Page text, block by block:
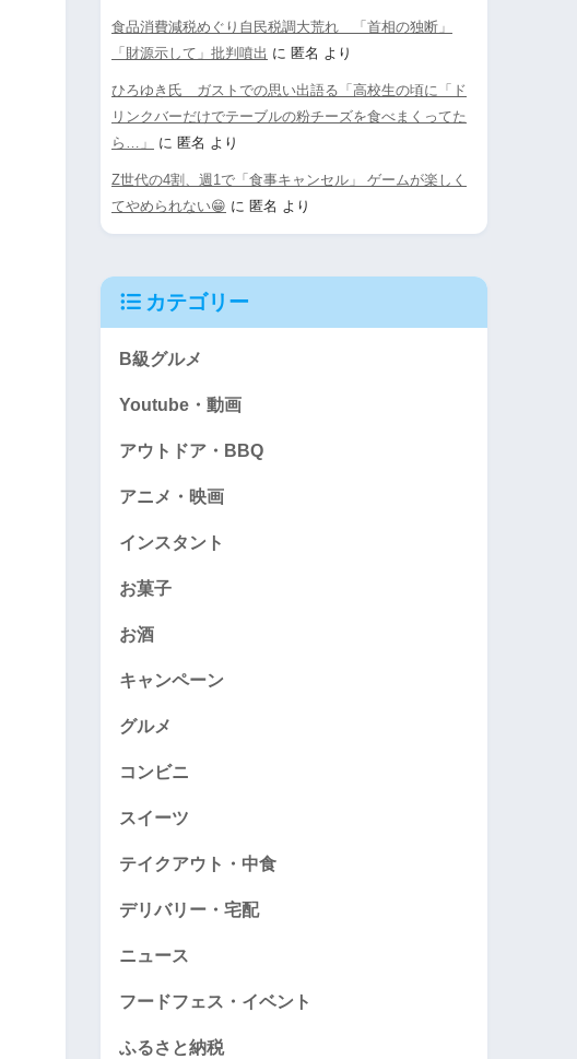
食品消費減税めぐり自民税調大荒れ 「首相の独断」
「財源示して」批判噴出 に 匿名 より
ひろゆき氏 ガストでの思い出語る「高校生の頃に「ド
リンクバーだけでテーブルの粉チーズを食べまくってた
ら…」
に 匿名 より
Z世代の4割、週1で「食事キャンセル」 ゲームが楽しく
てやめられない😁 に 匿名 より
カテゴリー
B級グルメ
Youtube・動画
アウトドア・BBQ
アニメ・映画
インスタント
お菓子
お酒
キャンペーン
グルメ
コンビニ
スイーツ
テイクアウト・中食
デリバリー・宅配
ニュース
フードフェス・イベント
ふるさと納税